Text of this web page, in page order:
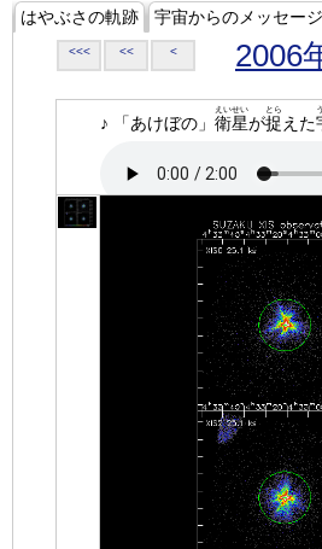
はやぶさの軌跡 宇宙からのメッセージ
<<< << < 2006
♪ 「あけぼの」 衛星
えいせい
が捉
とら
えた